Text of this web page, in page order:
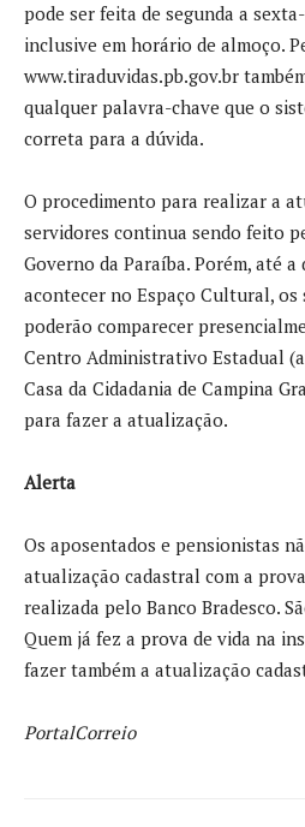
pode ser feita de segunda a
inclusive em horário de almoço.
www.tiraduvidas.pb.gov.br
qualquer palavra-chave que o
correta para a dúvida.
O procedimento para realizar a
servidores continua sendo feito
Governo da Paraíba. Porém, até
acontecer no Espaço Cultural,
poderão comparecer
Centro Administrativo Estadual
Casa da Cidadania de Campina
para fazer a atualização.
Alerta
Os aposentados e pensionistas
atualização cadastral com a
realizada pelo Banco Bradesco.
Quem já fez a prova de vida na
fazer também a atualização
PortalCorreio